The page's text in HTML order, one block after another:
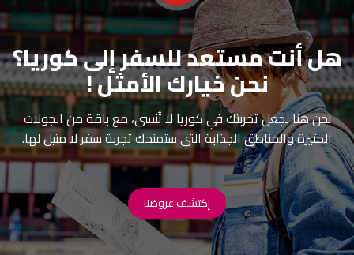
هل أنت مستعد للسفر إلى كوريا؟
نحن خيارك الأمثل !
نحن هنا لجعل تجربتك في كوريا لا تُنسى، مع باقة من الجولات
المثيرة والمناطق الجذابة التي ستمنحك تجربة سفر لا مثيل لها.
إكتشف عروضنا